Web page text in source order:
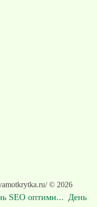
© 2026
SEO оптими... День